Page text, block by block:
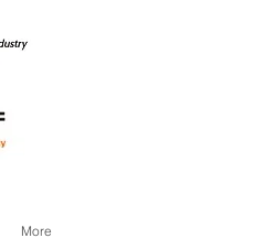
More